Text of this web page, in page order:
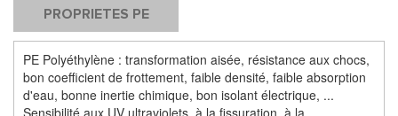
PROPRIETES PE
PE Polyéthylène : transformation aisée, résistance aux chocs,
bon coefficient de frottement, faible densité, faible absorption
d'eau, bonne inertie chimique, bon isolant électrique, ...